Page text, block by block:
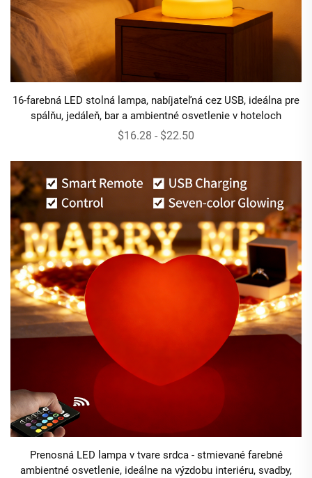
16-farebná LED stolná lampa, nabíjateľná cez USB, ideálna pre
spálňu, jedáleň, bar a ambientné osvetlenie v hoteloch
$16.28 - $22.50
Prenosná LED lampa v tvare srdca - stmievané farebné
ambientné osvetlenie, ideálne na výzdobu interiéru, svadby,